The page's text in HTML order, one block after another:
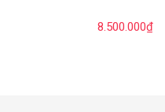
8.500.000₫